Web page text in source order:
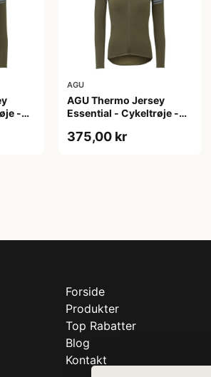
-
AGU
AGU Thermo Jersey
Essential - Cykeltrøje -
375,00 kr
Forside
Produkter
Top Rabatter
Blog
Kontakt